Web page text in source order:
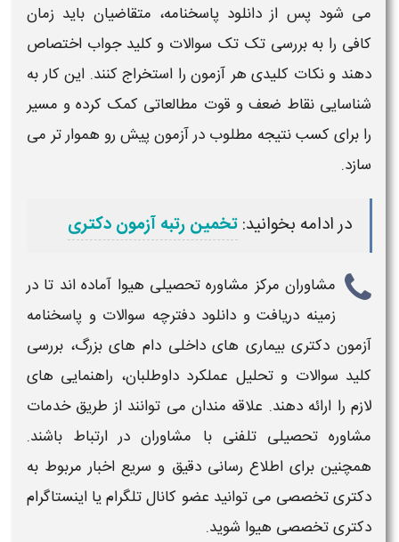
می‌ شود پس از دانلود پاسخنامه، متقاضیان باید زمان
کافی را به بررسی تک تک سوالات و کلید جواب اختصاص
دهند و نکات کلیدی هر آزمون را استخراج کنند. این کار به
شناسایی نقاط ضعف و قوت مطالعاتی کمک کرده و مسیر
را برای کسب نتیجه مطلوب درآزمونپیش رو هموار تر می‌
سازد.
در ادامه بخوانید:تخمین رتبه آزمون دکتری
مشاوران مرکز مشاوره تحصیلی هیوا آماده اند تا در
زمینه دریافت و دانلود دفترچه سوالات و پاسخنامه
آزمون دکتری بیماری های داخلی دام های بزرگ، بررسی
کلید سوالات و تحلیل عملکرد داوطلبان، راهنمایی‌ های
لازم را ارائه دهند. علاقه مندان می توانند از طریقخدمات
مشاوره تحصیلی تلفنی با مشاوران در ارتباط باشند.
همچنین برای اطلاع رسانی دقیق و سریع اخبار مربوط به
دکتریتخصصی می توانید عضو کانال تلگرام یا اینستاگرام
دکتریتخصصی هیوا شوید.